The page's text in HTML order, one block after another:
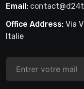
Email:
Office Address: Via
Italie